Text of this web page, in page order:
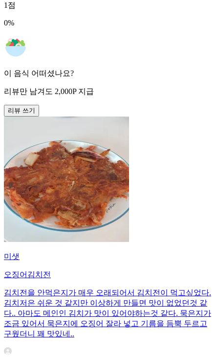
1 점
0%
이 음식 어떠셨나요?
리뷰만 남겨도 2,000P 지급
리뷰 쓰기
미샛
오징어김치전
김치전을 안먹은지가 매우 오래되어서 김치전이 먹고싶었다.
김치저은 쉬운 것 같지만 이상하게 만들면 맛이 없었던것 같
다.. 아마도 메인인 김치가 맛이 있어야하는것 같다. 묵은지가
조금 있어서 묵은지에 오징어 잘라 넣고 기름을 듬뿍 두르고
구웠더니 꽤 맛있네..